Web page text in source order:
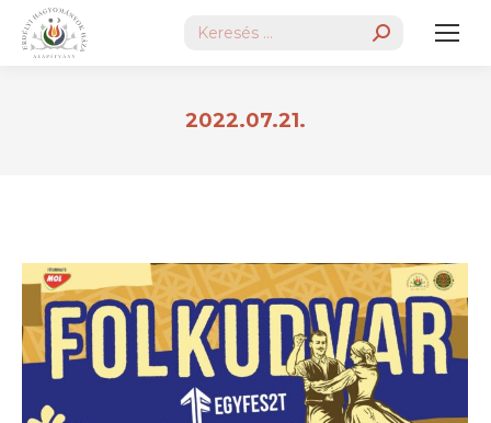
Search:
2022.07.21.